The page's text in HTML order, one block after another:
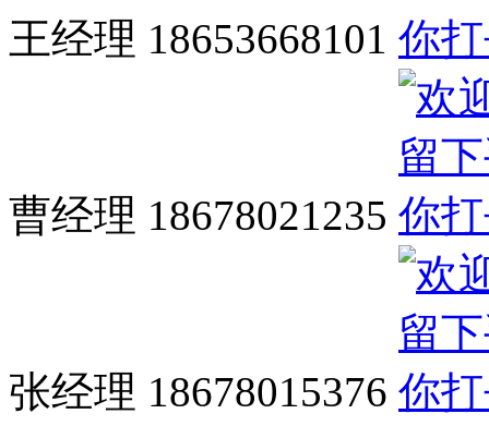
王经理 18653668101
曹经理 18678021235
张经理 18678015376